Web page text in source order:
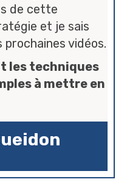
de cette
et je sais
vidéos.
les techniques
à mettre en